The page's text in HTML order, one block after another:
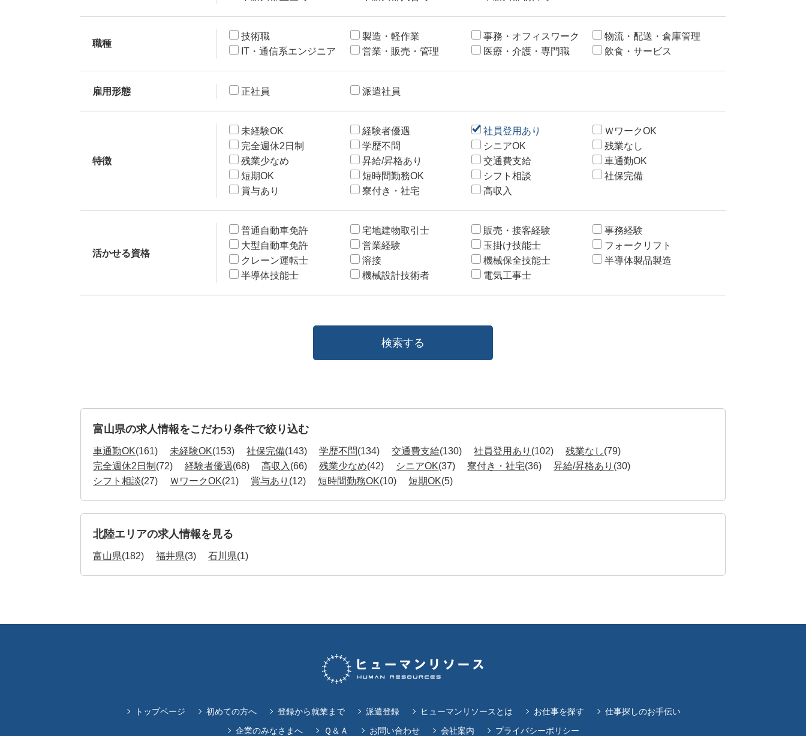
職種
技術職 製造・軽作業 事務・オフィスワーク
物流・配送・倉庫管理
IT・通信系エンジニア
営業・販売・管理 医療・介護・専門職 飲食・サービス
雇用形態 正社員 派遣社員
特徴
未経験OK 経験者優遇 社員登用あり
ＷワークOK
完全週休2日制
学歴不問 シニアOK
残業なし
残業少なめ
昇給/昇格あり 交通費支給
車通勤OK
短期OK
短時間勤務OK シフト相談
社保完備
賞与あり
寮付き・社宅 高収入
活かせる資格
普通自動車免許 宅地建物取引士 販売・接客経験
事務経験
大型自動車免許
営業経験 玉掛け技能士
フォークリフト
クレーン運転士
溶接 機械保全技能士
半導体製品製造
半導体技能士
機械設計技術者 電気工事士
富山県の求人情報をこだわり条件で絞り込む
車通勤OK(161) 未経験OK(153) 社保完備(143) 学歴不問(134) 交通費支給(130) 社員登用あり (102) 残業なし(79)
完全週休2日制 (72) 経験者優遇(68) 高収入 (66) 残業少なめ(42) シニアOK(37) 寮付き・社宅(36) 昇給/昇格あり (30)
シフト相談(27) ＷワークOK(21) 賞与あり (12) 短時間勤務OK(10) 短期OK(5)
北陸エリアの求人情報を見る
富山県(182) 福井県(3) 石川県(1)
トップページ 初めての方へ 登録から就業まで 派遣登録 ヒューマンリソースとは お仕事を探す
仕事探しのお手伝い
企業のみなさまへ
Ｑ＆Ａ お問い合わせ 会社案内 プライバシーポリシー